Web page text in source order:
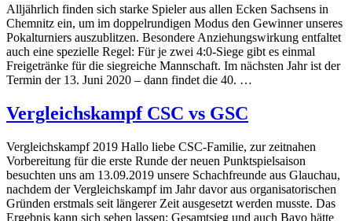
Alljährlich finden sich starke Spieler aus allen Ecken Sachsens in
Chemnitz ein, um im doppelrundigen Modus den Gewinner unseres
Pokalturniers auszublitzen. Besondere Anziehungswirkung entfaltet
auch eine spezielle Regel: Für je zwei 4:0-Siege gibt es einmal
Freigetränke für die siegreiche Mannschaft. Im nächsten Jahr ist der
Termin der 13. Juni 2020 – dann findet die 40. …
Vergleichskampf CSC vs GSC
Vergleichskampf 2019 Hallo liebe CSC-Familie, zur zeitnahen
Vorbereitung für die erste Runde der neuen Punktspielsaison
besuchten uns am 13.09.2019 unsere Schachfreunde aus Glauchau,
nachdem der Vergleichskampf im Jahr davor aus organisatorischen
Gründen erstmals seit längerer Zeit ausgesetzt werden musste. Das
Ergebnis kann sich sehen lassen: Gesamtsieg und auch Bayo hätte